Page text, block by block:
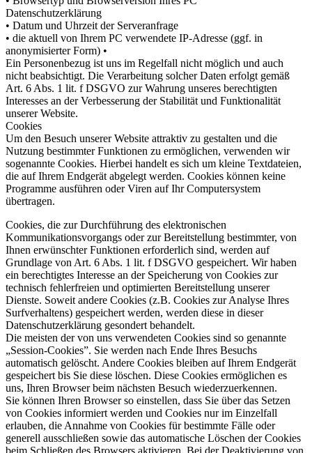
Datenschutzerklärung
• Datum und Uhrzeit der Serveranfrage
• die aktuell von Ihrem PC verwendete IP-Adresse (ggf. in
anonymisierter Form) •
Ein Personenbezug ist uns im Regelfall nicht möglich und auch
nicht beabsichtigt. Die Verarbeitung solcher Daten erfolgt gemäß
Art. 6 Abs. 1 lit. f DSGVO zur Wahrung unseres berechtigten
Interesses an der Verbesserung der Stabilität und Funktionalität
unserer Website.
Cookies
Um den Besuch unserer Website attraktiv zu gestalten und die
Nutzung bestimmter Funktionen zu ermöglichen, verwenden wir
sogenannte Cookies. Hierbei handelt es sich um kleine Textdateien,
die auf Ihrem Endgerät abgelegt werden. Cookies können keine
Programme ausführen oder Viren auf Ihr Computersystem
übertragen.
Cookies, die zur Durchführung des elektronischen
Kommunikationsvorgangs oder zur Bereitstellung bestimmter, von
Ihnen erwünschter Funktionen erforderlich sind, werden auf
Grundlage von Art. 6 Abs. 1 lit. f DSGVO gespeichert. Wir haben
ein berechtigtes Interesse an der Speicherung von Cookies zur
technisch fehlerfreien und optimierten Bereitstellung unserer
Dienste. Soweit andere Cookies (z.B. Cookies zur Analyse Ihres
Surfverhaltens) gespeichert werden, werden diese in dieser
Datenschutzerklärung gesondert behandelt.
Die meisten der von uns verwendeten Cookies sind so genannte
„Session-Cookies”. Sie werden nach Ende Ihres Besuchs
automatisch gelöscht. Andere Cookies bleiben auf Ihrem Endgerät
gespeichert bis Sie diese löschen. Diese Cookies ermöglichen es
uns, Ihren Browser beim nächsten Besuch wiederzuerkennen.
Sie können Ihren Browser so einstellen, dass Sie über das Setzen
von Cookies informiert werden und Cookies nur im Einzelfall
erlauben, die Annahme von Cookies für bestimmte Fälle oder
generell ausschließen sowie das automatische Löschen der Cookies
beim Schließen des Browsers aktivieren. Bei der Deaktivierung von